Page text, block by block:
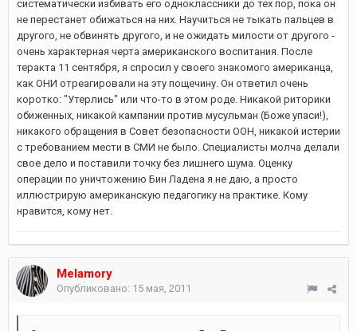
систематически избивать его одноклассники до тех пор, пока он
не перестанет обижаться на них. Научиться не тыкать пальцев в
другого, не обвинять другого, и не ожидать милости от другого -
очень характерная черта американского воспитания. После
теракта 11 сентября, я спросил у своего знакомого американца,
как ОНИ отреагировали на эту пощечину. Он ответил очень
коротко: "Утерлись" или что-то в этом роде. Никакой риторики
обиженных, никакой кампании против мусульман (Боже упаси!),
никакого обращения в Совет безопасности ООН, никакой истерии
с требованием мести в СМИ не было. Специалисты молча делали
свое дело и поставили точку без лишнего шума. Оценку
операции по уничтожению Бин Ладена я не даю, а просто
иллюстрирую американскую педагогику на практике. Кому
нравится, кому нет.
Melamory
Опубликовано: 15 мая, 2011